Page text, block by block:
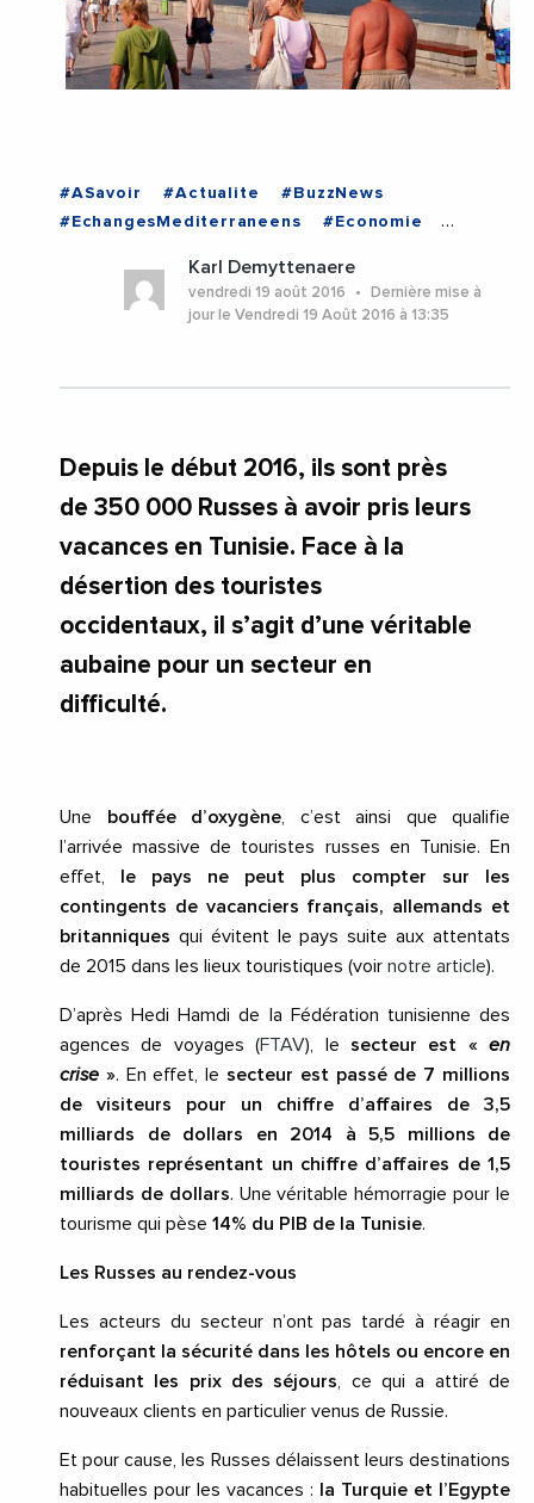
#ASavoir #Actualite
#BuzzNews
#EchangesMediterraneens
#Economie
Karl Demyttenaere
vendredi 19 août 2016
Dernière mise à
jour le Vendredi 19 Août 2016 à 13:35
Depuis le début 2016, ils sont près
de 350 000 Russes à avoir pris leurs
vacances en Tunisie. Face à la
désertion des touristes
occidentaux, il s’agit d’une véritable
aubaine pour un secteur en
difficulté.
Une bouffée d’oxygène , c’est ainsi que qualifie
l’arrivée massive de touristes russes en Tunisie. En
effet,
le pays ne peut plus compter sur les
contingents de vacanciers français, allemands et
britanniques qui évitent le pays suite aux attentats
de 2015 dans les lieux touristiques (voir notre article).
D’après Hedi Hamdi de la Fédération tunisienne des
agences de voyages (FTAV), le secteur est « en
crise ». En effet, le secteur est passé de 7 millions
de visiteurs pour un chiffre d’affaires de 3,5
milliards de dollars en 2014 à 5,5 millions de
touristes représentant un chiffre d’affaires de 1,5
milliards de dollars. Une véritable hémorragie pour le
tourisme qui pèse 14% du PIB de la Tunisie.
Les Russes au rendez-vous
Les acteurs du secteur n’ont pas tardé à réagir en
renforçant la sécurité dans les hôtels ou encore en
réduisant les prix des séjours , ce qui a attiré de
nouveaux clients en particulier venus de Russie.
Et pour cause, les Russes délaissent leurs destinations
habituelles pour les vacances :
la Turquie et l’Egypte